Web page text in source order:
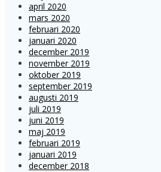
april 2020
mars 2020
februari 2020
januari 2020
december 2019
november 2019
oktober 2019
september 2019
augusti 2019
juli 2019
juni 2019
maj 2019
februari 2019
januari 2019
december 2018